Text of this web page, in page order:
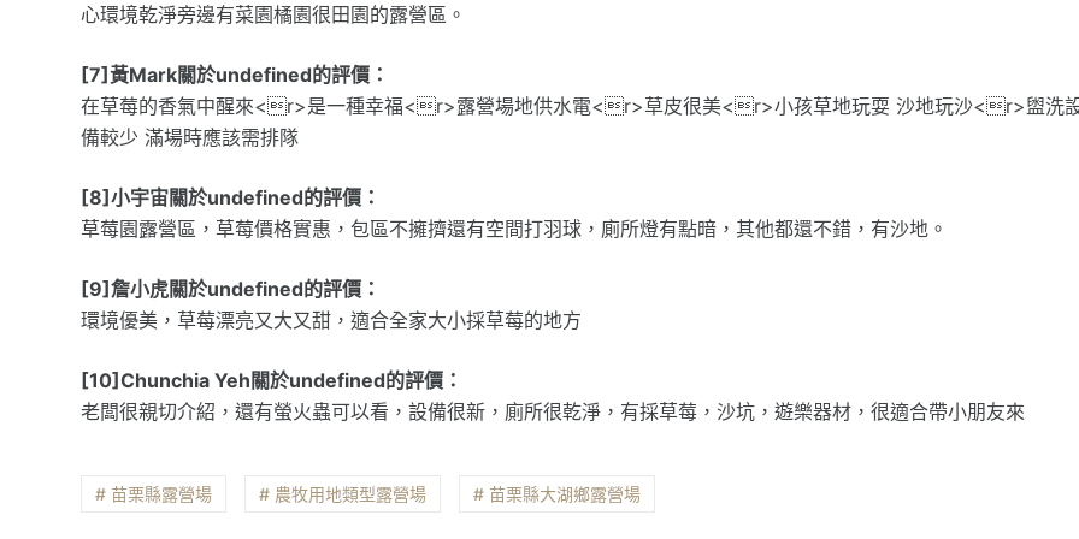
心環境乾淨旁邊有菜園橘園很田園的露營區。
[7]黃Mark關於undefined的評價：
在草莓的香氣中醒來<r>是一種幸福<r>露營場地供水電<r>草皮很美<r>小孩草地玩耍 沙地玩沙<r>盥洗
備較少 滿場時應該需排隊
[8]小宇宙關於undefined的評價：
草莓園露營區，草莓價格實惠，包區不擁擠還有空間打羽球，廁所燈有點暗，其他都還不錯，有沙地。
[9]詹小虎關於undefined的評價：
環境優美，草莓漂亮又大又甜，適合全家大小採草莓的地方
[10]Chunchia Yeh關於undefined的評價：
老闆很親切介紹，還有螢火蟲可以看，設備很新，廁所很乾淨，有採草莓，沙坑，遊樂器材，很適合帶小朋友來
# 苗栗縣露營場 # 農牧用地類型露營場 # 苗栗縣大湖鄉露營場